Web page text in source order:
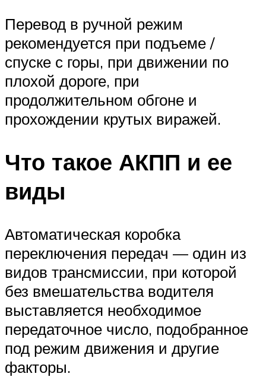
Перевод в ручной режим
рекомендуется при подъеме /
спуске с горы, при движении по
плохой дороге, при
продолжительном обгоне и
прохождении крутых виражей.
Что такое АКПП и ее
виды
Автоматическая коробка
переключения передач — один из
видов трансмиссии, при которой
без вмешательства водителя
выставляется необходимое
передаточное число, подобранное
под режим движения и другие
факторы.